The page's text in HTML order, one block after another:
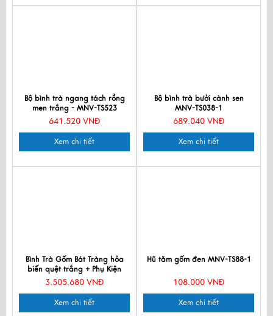
Bộ bình trà ngang tách rồng
men trắng - MNV-TS523
641.520 VNĐ
Xem chi tiết
Bộ bình trà bưởi cành sen
MNV-TS038-1
689.040 VNĐ
Xem chi tiết
Bình Trà Gốm Bát Tràng hỏa
biến quệt trắng + Phụ Kiện
MNV-PKTS583-3
3.505.680 VNĐ
Xem chi tiết
Hũ tăm gốm đen MNV-TS88-1
108.000 VNĐ
Xem chi tiết